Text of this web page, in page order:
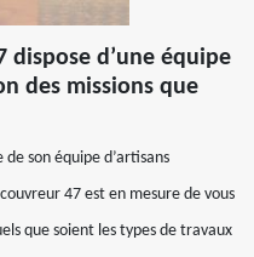
dispose d’une équipe
des missions que
son équipe d’artisans
47 est en mesure de vous
que soient les types de travaux